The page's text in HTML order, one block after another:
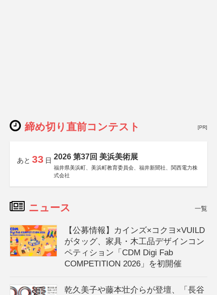
締め切り直前コンテスト [PR]
あと 33 日 2026 第37回 美浜美術展
福井県美浜町、美浜町教育委員会、福井新聞社、関西電力株
式会社
ニュース 一覧
【公募情報】カインズ×コクヨ×VUILD
がタッグ、家具・木工品デザインコン
ペティション「CDM Digi Fab
COMPETITION 2026」を初開催
乾久美子や藤本壮介らが登壇、「長谷